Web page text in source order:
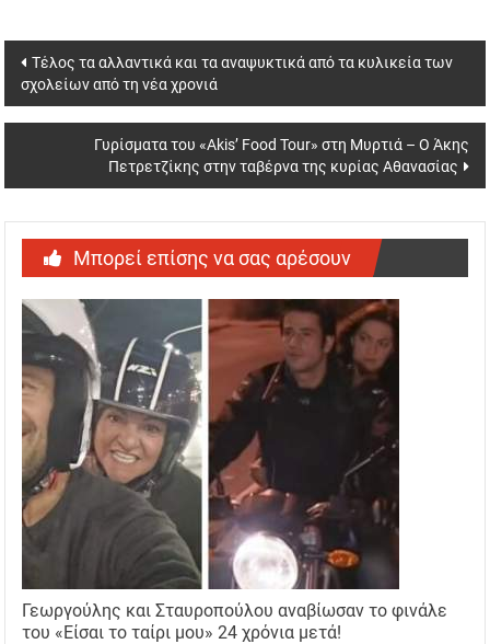
Post
navigation
Τέλος τα αλλαντικά και τα αναψυκτικά από τα κυλικεία των
σχολείων από τη νέα χρονιά
Γυρίσματα του «Akis’ Food Tour» στη Μυρτιά – Ο Άκης
Πετρετζίκης στην ταβέρνα της κυρίας Αθανασίας
Μπορεί επίσης να σας αρέσουν
Γεωργούλης και Σταυροπούλου αναβίωσαν το φινάλε
του «Είσαι το ταίρι μου» 24 χρόνια μετά!